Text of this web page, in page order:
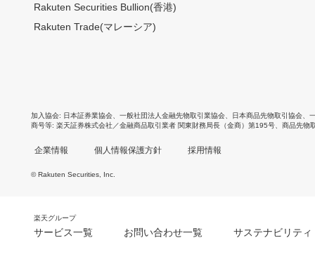
Rakuten Securities Bullion(香港)
Rakuten Trade(マレーシア)
加入協会 日本証券業協会 一般社団法人金融先物取引業協会 日本商品先物取引協会
商号等 楽天証券株式会社／金融商品取引業者 関東財務局長（金商）第195号、商品先物
企業情報 個人情報保護方針 採用情報
© Rakuten Securities, Inc.
楽天グループ
サービス一覧 お問い合わせ一覧 サステナビリティ